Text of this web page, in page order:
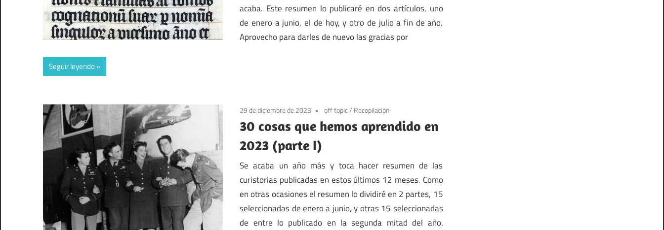
acaba. Este resumen lo publicaré en dos artículos, uno
de enero a junio, el de hoy, y otro de julio a fin de año.
Aprovecho para darles de nuevo las gracias por
Seguir leyendo
29 de diciembre de 2023 off topic/ Recopilación
30 cosas que hemos aprendido en
2023 (parte I)
Se acaba un año más y toca hacer resumen de las
curistorias publicadas en estos últimos 12 meses. Como
en otras ocasiones el resumen lo dividiré en 2 partes, 15
seleccionadas de enero a junio, y otras 15 seleccionadas
de entre lo publicado en la segunda mitad del año.